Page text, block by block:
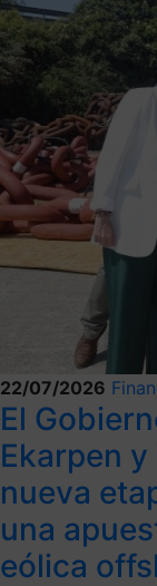
22/07/2026
El
Ekarpen
nueva
una
eólica